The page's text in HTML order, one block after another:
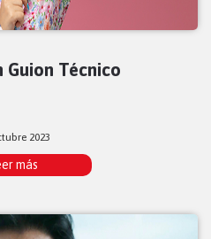
Guion Técnico
2023
más